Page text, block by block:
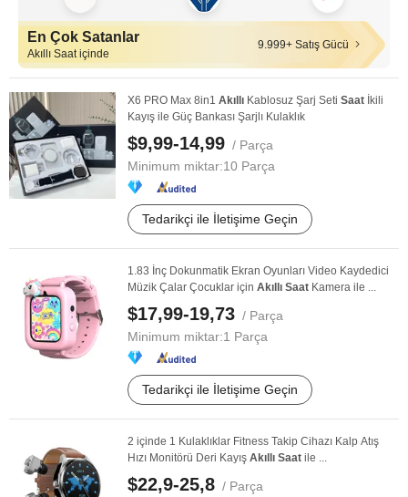
En Çok Satanlar
Akıllı Saat içinde
9.999+ Satış Gücü
X6 PRO Max 8in1 Akıllı Kablosuz Şarj Seti Saat İkili
Kayış ile Güç Bankası Şarjlı Kulaklık
$9,99-14,99 / Parça
Minimum miktar:10 Parça
Tedarikçi ile İletişime Geçin
1.83 İnç Dokunmatik Ekran Oyunları Video Kaydedici
Müzik Çalar Çocuklar için Akıllı Saat Kamera ile ...
$17,99-19,73 / Parça
Minimum miktar:1 Parça
Tedarikçi ile İletişime Geçin
2 içinde 1 Kulaklıklar Fitness Takip Cihazı Kalp Atış
Hızı Monitörü Deri Kayış Akıllı Saat ile ...
$22,9-25,8 / Parça